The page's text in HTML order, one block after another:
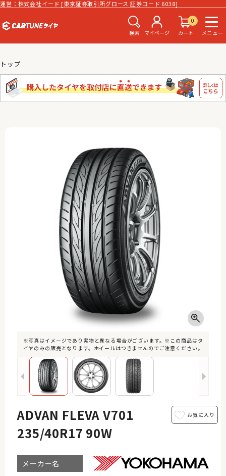
運営：株式会社イード [東京証券取引所グロース 証券コード 6038]
検索 マイページ
0
カート
メニュー
トップ
※写真はイメージであり実物と異なる場合がございます。※この商品はタ
イヤのみの販売となります。ホイールはつきませんのでご注意ください。
ADVAN FLEVA V701
235/40R17 90W
メーカー名